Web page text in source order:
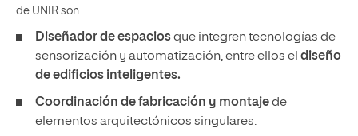
de UNIR son:
Diseñador de espaciosque integren tecnologías de
sensorización y automatización, entre ellos el diseño
de edificios inteligentes.
Coordinación de fabricación y montajede
elementos arquitectónicos singulares.